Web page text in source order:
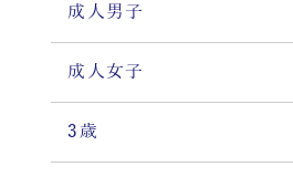
成人男子
成人女子
3歳